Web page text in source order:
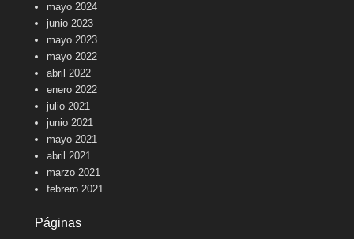
mayo 2024
junio 2023
mayo 2023
mayo 2022
abril 2022
enero 2022
julio 2021
junio 2021
mayo 2021
abril 2021
marzo 2021
febrero 2021
Páginas